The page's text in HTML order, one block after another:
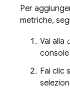
Per
metriche,
Vai alla
console
Fai clic